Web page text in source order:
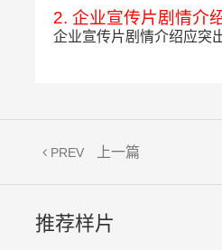
2. 企业宣传片剧情介
企业宣传片剧情介绍应突
PREV 上一篇
推荐样片